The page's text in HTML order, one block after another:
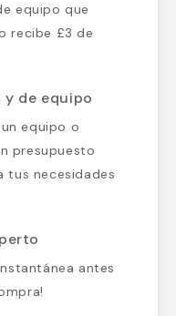
equipo que
recibe £3 de
y de equipo
equipo o
presupuesto
tus necesidades
antes